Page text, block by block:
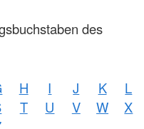
des
H I J K
L
T U V W
X